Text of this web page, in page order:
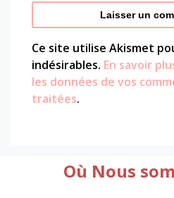
Ce site utilise Akismet
indésirables. En savoir
les données de vos
traitées.
Où Nous